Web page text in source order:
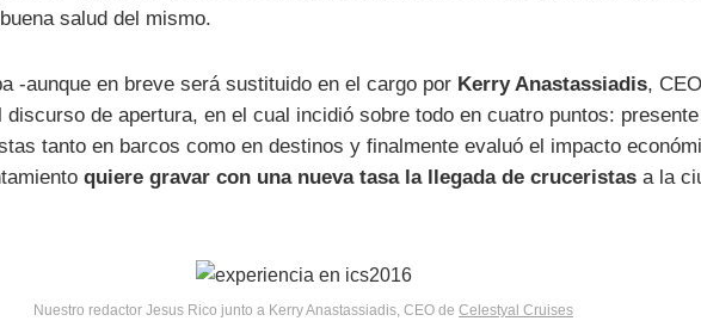
salud del mismo.
-aunque en breve será sustituido en el cargo por Kerry Anastassiadis,
discurso de apertura, en el cual incidió sobre todo en cuatro puntos:
tanto en barcos como en destinos y finalmente evaluó el impacto
quiere gravar con una nueva tasa la llegada de cruceristas a la
Nuestro redactor Jesus Rico junto a Kerry Anastassiadis, CEO de Celestyal Cruises